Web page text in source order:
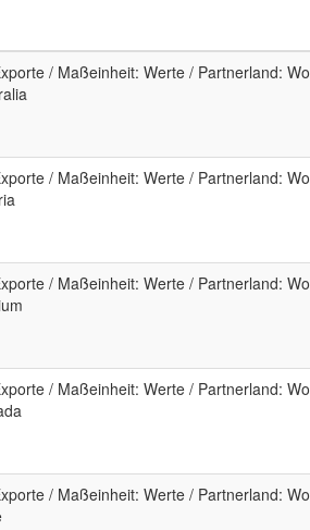
/ Maßeinheit: Werte / Partnerland:
/ Maßeinheit: Werte / Partnerland:
/ Maßeinheit: Werte / Partnerland:
/ Maßeinheit: Werte / Partnerland:
/ Maßeinheit: Werte / Partnerland: